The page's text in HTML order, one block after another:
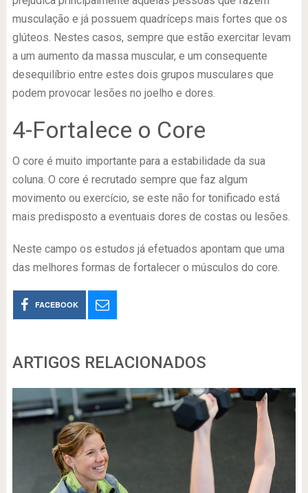
musculação e já possuem quadríceps mais fortes que os
glúteos. Nestes casos, sempre que estão exercitar levam
a um aumento da massa muscular, e um consequente
desequilíbrio entre estes dois grupos musculares que
podem provocar lesões no joelho e dores.
4-Fortalece o Core
O core é muito importante para a estabilidade da sua
coluna. O core é recrutado sempre que faz algum
movimento ou exercício, se este não for tonificado está
mais predisposto a eventuais dores de costas ou lesões.
Neste campo os estudos já efetuados apontam que uma
das melhores formas de fortalecer o músculos do core.
FACEBOOK
ARTIGOS RELACIONADOS